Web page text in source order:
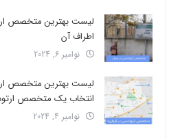
لیست بهترین متخصص
اطراف آن
نوامبر 6, 2024
لیست بهترین متخصص
انتخاب یک متخصص
نوامبر 4, 2024